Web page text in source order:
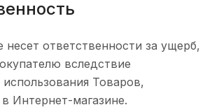
несет ответственности за ущерб,
вследствие
Товаров,
Интернет-магазине.